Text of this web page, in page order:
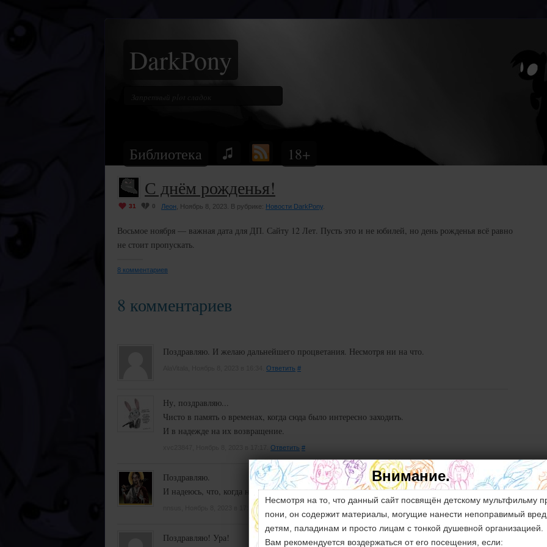
DarkPony
Библиотека 18+
С днём рожденья!
31 0 Леон , Ноябрь 8, 2023. В рубрике: Новости DarkPony
Восьмое ноября — важная дата для ДП. Сайту 12 Лет. Пусть это и не юбилей, но день рожденья всё равно
не стоит пропускать.
8 комментариев
8 комментариев
Поздравляю. И желаю дальнейшего процветания. Несмотря ни на что.
Ответить #
Ну, поздравляю...
Чисто в память о временах, когда сюда было интересно заходить.
И в надежде на их возвращение.
Ответить #
Поздравляю.
И надеюсь, что, когда наступит G6, сайт встанет с колен!
nnsus, Ноябрь 8, 2023 в 17:44.
Поздравляю! Ура!
Внимание.
Несмотря на то, что данный сайт посвящён детскому мультфильму
пони, он содержит материалы, могущие нанести непоправимый вред
детям, паладинам и просто лицам с тонкой душевной организацией.
Вам рекомендуется воздержаться от его посещения, если: